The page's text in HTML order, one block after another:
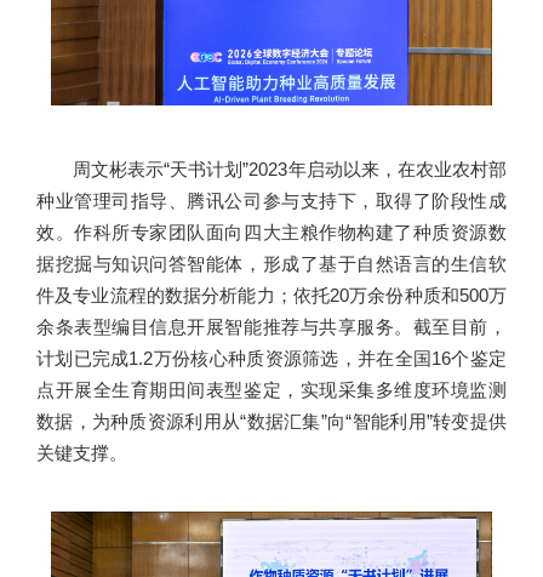
周文彬表示“天书计划”2023年启动以来，在农业农村部
种业管理司指导、腾讯公司参与支持下，取得了阶段性成
效。作科所专家团队面向四大主粮作物构建了种质资源数
据挖掘与知识问答智能体，形成了基于自然语言的生信软
件及专业流程的数据分析能力；依托20万余份种质和500万
余条表型编目信息开展智能推荐与共享服务。截至目前，
计划已完成1.2万份核心种质资源筛选，并在全国16个鉴定
点开展全生育期田间表型鉴定，实现采集多维度环境监测
数据，为种质资源利用从“数据汇集”向“智能利用”转变提供
关键支撑。